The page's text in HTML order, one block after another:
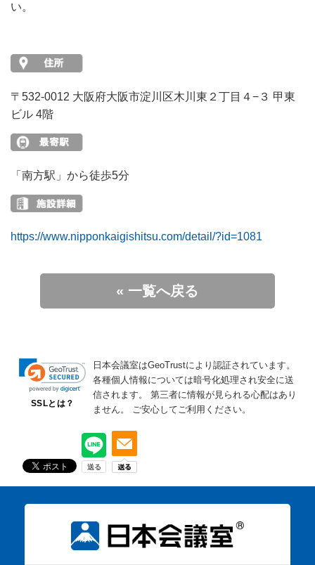
い。
〒532-0012 大阪府大阪市淀川区木川東２丁目４−３ 甲東
ビル 4階
「南方駅」から徒歩5分
https://www.nipponkaigishitsu.com/detail/?id=1081
« 一覧へ戻る
SSLとは？
日本会議室はGeoTrustにより認証されています。
各種個人情報については暗号化処理され安全に送
信されます。
第三者に情報が見られる心配はあり
ません。
ご安心してご利用ください。